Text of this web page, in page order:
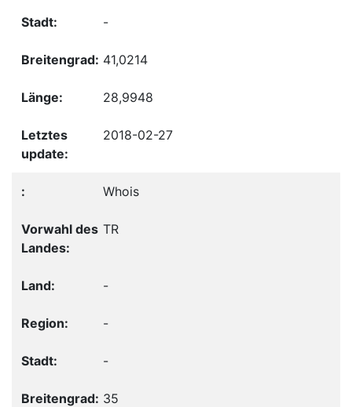
-
41,0214
28,9948
2018-02-27
Whois
TR
-
-
-
35